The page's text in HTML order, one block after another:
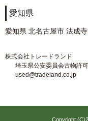
愛知県
愛知県 北名古屋市 法成
株式会社トレードランド
埼玉県公安委員会古物許
used@tradeland.co.jp
Copyright